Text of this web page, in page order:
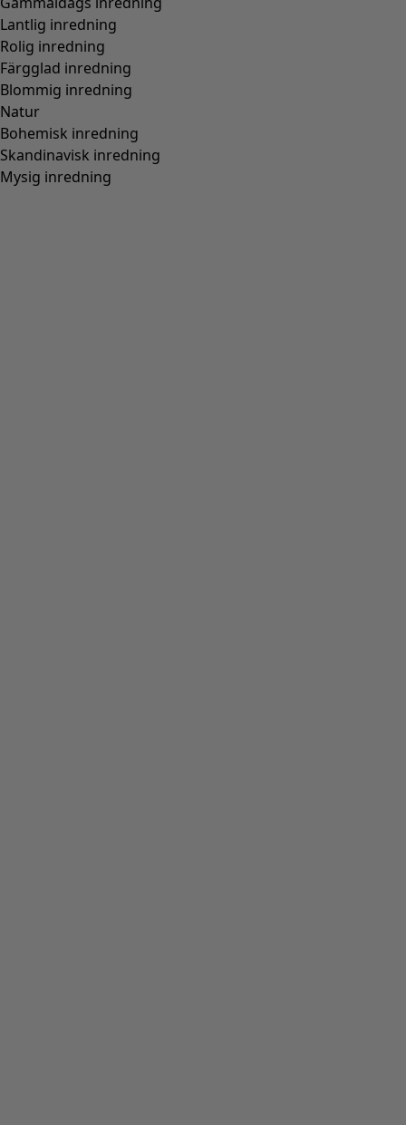
Lantlig inredning
Rolig inredning
Färgglad inredning
Blommig inredning
Natur
Bohemisk inredning
Skandinavisk inredning
Mysig inredning